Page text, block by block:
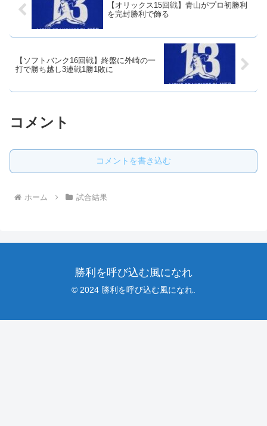
【オリックス15回戦】青山がプロ初勝利
を完封勝利で飾る
【ソフトバンク16回戦】終盤に外崎の一
打で勝ち越し3連戦1勝1敗に
コメント
コメントを書き込む
ホーム 試合結果
勝利を呼び込む風になれ
© 2024 勝利を呼び込む風になれ.